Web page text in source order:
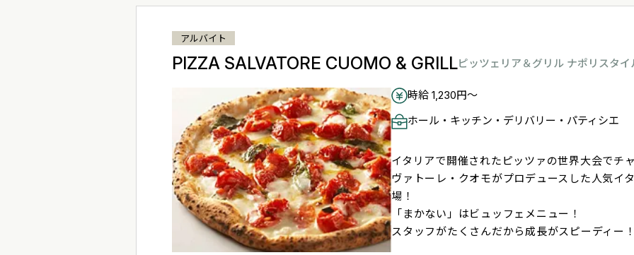
アルバイト
PIZZA SALVATORE CUOMO & GRILLピッツェリア＆グリル ナポリスタイ
時給 1,230円～
ホール・キッチン・デリバリー・パティシエ
イタリアで開催されたピッツァの世界大会でチ
ヴァトーレ・クオモがプロデュースした人気イ
場！
「まかない」はビュッフェメニュー！
スタッフがたくさんだから成長がスピーディー